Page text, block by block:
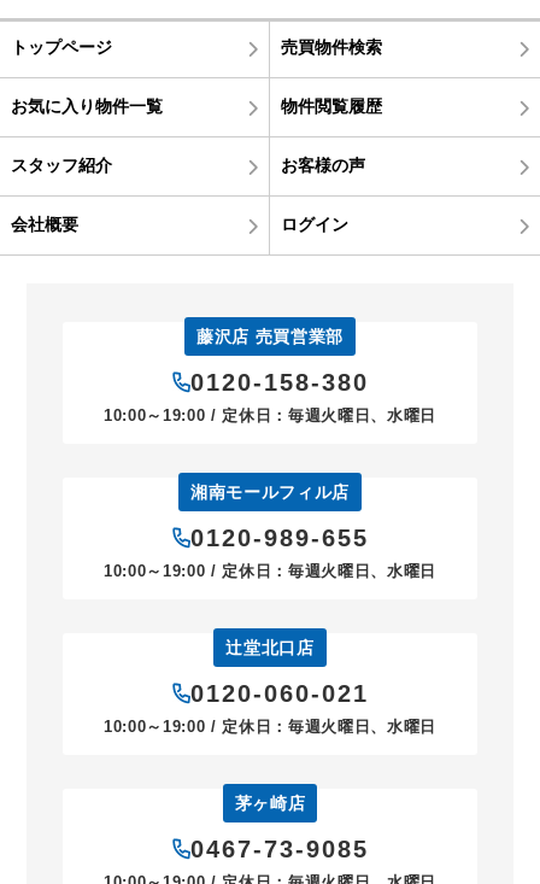
トップページ 売買物件検索
お気に入り物件一覧 物件閲覧履歴
スタッフ紹介 お客様の声
会社概要 ログイン
藤沢店 売買営業部
0120-158-380
10:00～19:00 / 定休日：毎週火曜日、水曜日
湘南モールフィル店
0120-989-655
10:00～19:00 / 定休日：毎週火曜日、水曜日
辻堂北口店
0120-060-021
10:00～19:00 / 定休日：毎週火曜日、水曜日
茅ヶ崎店
0467-73-9085